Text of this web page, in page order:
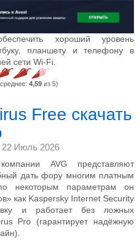
хороший уровень
планшету и телефону в
сети Wi-Fi.
4,59из 5)
Free скачать
22 Июль 2026
AVG представляют
дать фору многим платным
некоторым параметрам он
как Kaspersky Internet Security
и работает без ложных
Pro (гарантирует надёжную